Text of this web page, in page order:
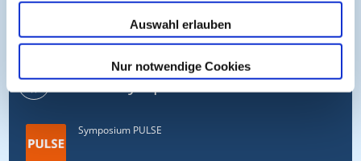
Auswahl erlauben
Nur notwendige Cookies
helpdesk@medcram.de
Online Symposien
Symposium PULSE